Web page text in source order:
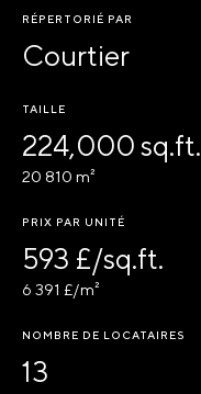
RÉPERTORIÉ PAR
Courtier
TAILLE
224,000 sq.ft.
20 810 m²
PRIX PAR UNITÉ
593 £/sq.ft.
6 391 £/m²
NOMBRE DE LOCATAIRES
13